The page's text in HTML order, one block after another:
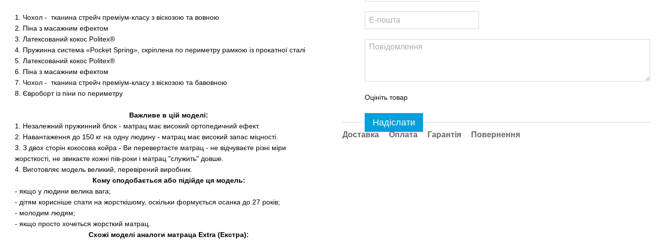
1. Чохол - тканина стрейч преміум-класу з віскозою та вовною
2. Піна з масажним ефектом
3. Латексований кокос Politex®
4. Пружинна система «Pocket Spring», скріплена по периметру рамкою із прокатної сталі
5. Латексований кокос Politex®
6. Піна з масажним ефектом
7. Чохол - тканина стрейч преміум-класу з віскозою та бавовною
8. Євроборт із піни по периметру
Важливе в цій моделі:
1. Незалежний пружинний блок - матрац має високий ортопедичний ефект.
2. Навантаження до 150 кг на одну людину - матрац має високий запас міцності.
3. З двох сторін кокосова койра - Ви перевертаєте матрац - не відчуваєте різні міри
жорсткості, не звикаєте кожні пів-роки і матрац "служить" довше.
4. Виготовляє модель великий, перевірений виробник.
Кому сподобається або підійде ця модель:
- якщо у людини велика вага;
- дітям корисніше спати на жорсткішому, оскільки формується осанка до 27 років;
- молодим людям;
- якщо просто хочеться жорсткий матрац.
Схожі моделі аналоги матраца Extra (Екстра):
Оцініть товар
Надіслати
Доставка Оплата Гарантія Повернення